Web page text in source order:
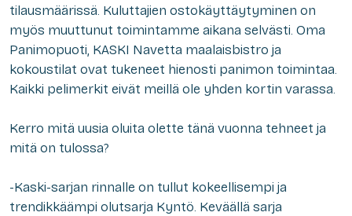
tilausmäärissä. Kuluttajien ostokäyttäytyminen on
myös muuttunut toimintamme aikana selvästi. Oma
Panimopuoti, KASKI Navetta maalaisbistro ja
kokoustilat ovat tukeneet hienosti panimon toimintaa.
Kaikki pelimerkit eivät meillä ole yhden kortin varassa.
Kerro mitä uusia oluita olette tänä vuonna tehneet ja
mitä on tulossa?
-Kaski-sarjan rinnalle on tullut kokeellisempi ja
trendikkäämpi olutsarja Kyntö. Keväällä sarja